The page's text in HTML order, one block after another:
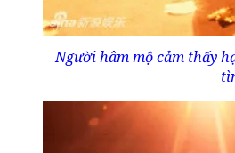
Người hâm mộ cảm thấy